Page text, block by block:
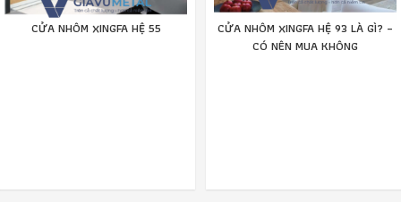
CỬA NHÔM XINGFA HỆ 55
CỬA NHÔM XINGFA HỆ 93 LÀ GÌ? –
CÓ NÊN MUA KHÔNG